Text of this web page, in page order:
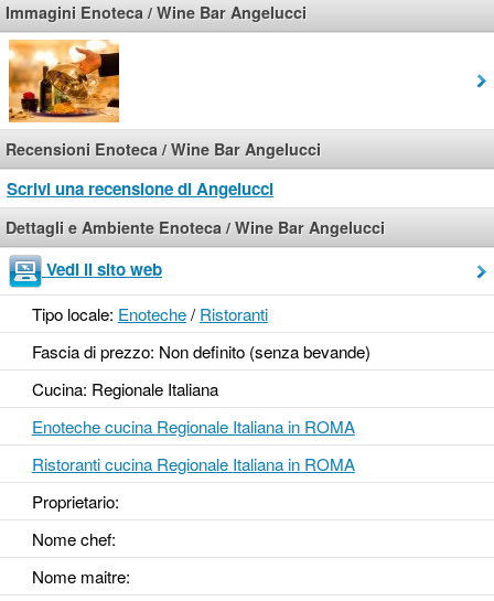
Immagini Enoteca / Wine Bar Angelucci
Recensioni Enoteca / Wine Bar Angelucci
Scrivi una recensione di Angelucci
Dettagli e Ambiente Enoteca / Wine Bar Angelucci
Vedi il sito web
Tipo locale: Enoteche/Ristoranti
Fascia di prezzo: Non definito (senza bevande)
Cucina: Regionale Italiana
Enoteche cucina Regionale Italiana in ROMA
Ristoranti cucina Regionale Italiana in ROMA
Proprietario:
Nome chef:
Nome maitre: